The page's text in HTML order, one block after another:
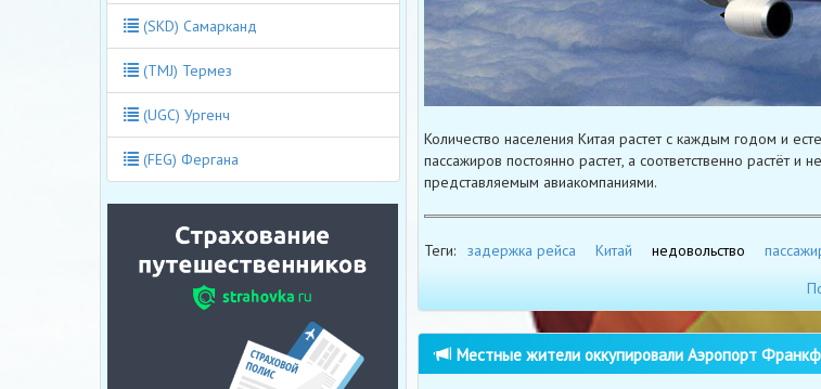
Количество населения Китая растет с каждым годом и
пассажиров постоянно растет, а соответственно растёт и
представляемым авиакомпаниями.
Теги: задержка рейса Китай недовольство
Местные жители оккупировали Аэропорт
(SKD) Самарканд
(TMJ) Термез
(UGC) Ургенч
(FEG) Фергана